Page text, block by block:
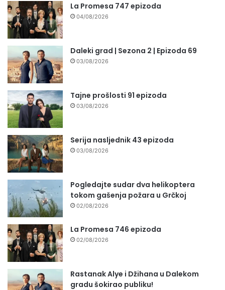
La Promesa 747 epizoda
04/08/2026
Daleki grad | Sezona 2 | Epizoda 69
03/08/2026
Tajne prošlosti 91 epizoda
03/08/2026
Serija nasljednik 43 epizoda
03/08/2026
Pogledajte sudar dva helikoptera
tokom gašenja požara u Grčkoj
02/08/2026
La Promesa 746 epizoda
02/08/2026
Rastanak Alye i Džihana u Dalekom
gradu šokirao publiku!